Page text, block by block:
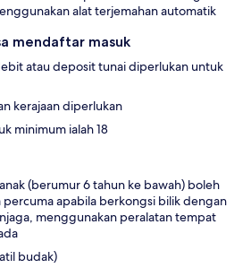
alat terjemahan automatik
mendaftar masuk
atau deposit tunai diperlukan untuk
kerajaan diperlukan
minimum ialah 18
(berumur 6 tahun ke bawah) boleh
percuma apabila berkongsi bilik dengan
menggunakan peralatan tempat
budak)